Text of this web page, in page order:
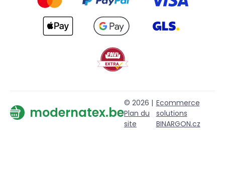
modernatex.be
© 2026 |
Plan du
site
Ecommerce
solutions
BINARGON.cz